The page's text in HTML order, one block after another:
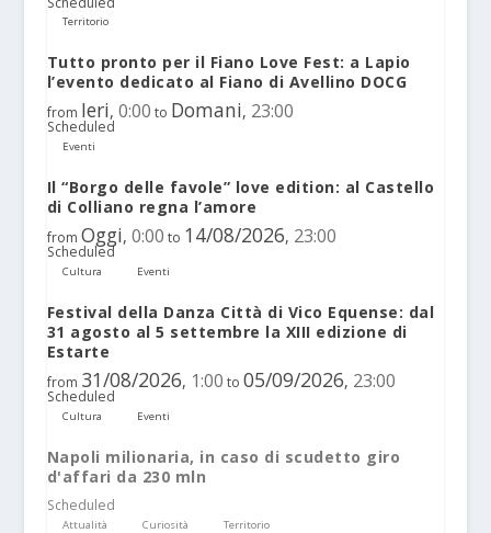
Territorio
Tutto pronto per il Fiano Love Fest: a Lapio
l’evento dedicato al Fiano di Avellino DOCG
from Ieri, 0:00 to Domani, 23:00
Scheduled
Eventi
Il “Borgo delle favole” love edition: al Castello
di Colliano regna l’amore
from Oggi, 0:00 to 14/08/2026, 23:00
Scheduled
Cultura Eventi
Festival della Danza Città di Vico Equense: dal
31 agosto al 5 settembre la XIII edizione di
Estarte
from 31/08/2026, 1:00 to 05/09/2026, 23:00
Scheduled
Cultura Eventi
Napoli milionaria, in caso di scudetto giro
d'affari da 230 mln
Scheduled
Attualità Curiosità Territorio